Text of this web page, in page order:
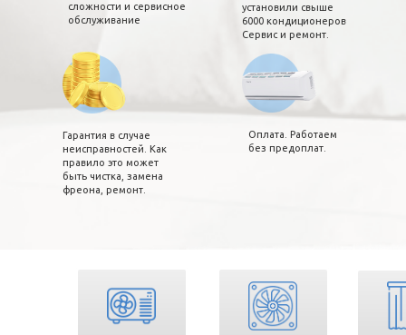
сложности и сервисное
обслуживание
установили свыше
6000 кондиционеров
Сервис и ремонт.
Гарантия в случае
неисправностей. Как
правило это может
быть чистка, замена
фреона, ремонт.
Оплата. Работаем
без предоплат.